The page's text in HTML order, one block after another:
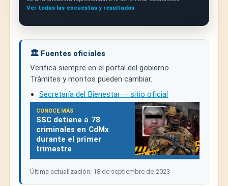
Ver todas las encuestas y resultados
🏛️ Fuentes oficiales
Verifica siempre en el portal del gobierno.
Trámites y montos pueden cambiar.
Secretaría del Bienestar — sitio oficial
CONOCE MÁS
SSC detiene a 78
criminales en CdMx
durante el primer
trimestre
Última actualización: 18 de septiembre de 2023